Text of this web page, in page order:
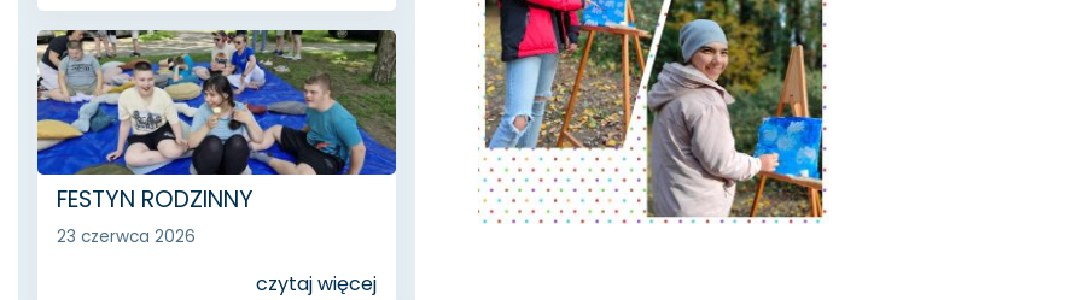
FESTYN RODZINNY
23 czerwca 2026
czytaj więcej